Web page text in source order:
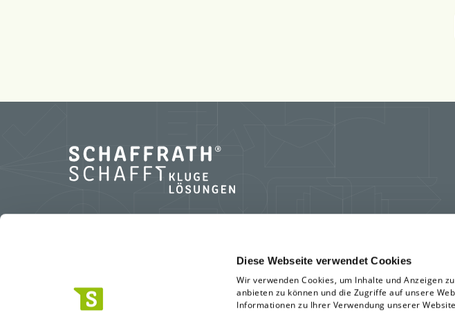
Diese Webseite verwendet Cookies
Wir verwenden Cookies, um Inhalte und Anzeigen
anbieten zu können und die Zugriffe auf unsere
Informationen zu Ihrer Verwendung unserer
Standort Geldern
Marktweg 42-50